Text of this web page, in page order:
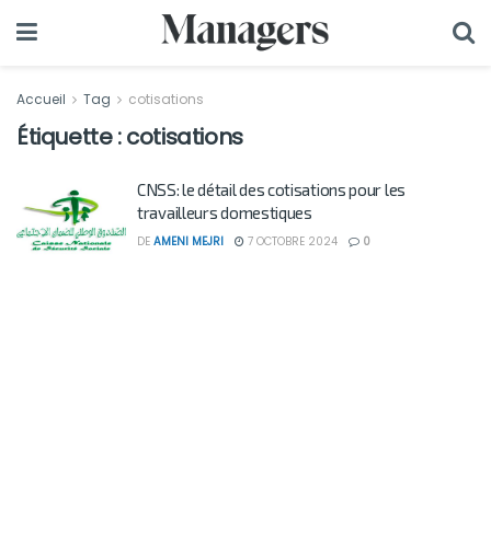
Accueil Tag cotisations
Étiquette :cotisations
CNSS: le détail des cotisations pour les
travailleurs domestiques
DE AMENI MEJRI 7 OCTOBRE 2024 0